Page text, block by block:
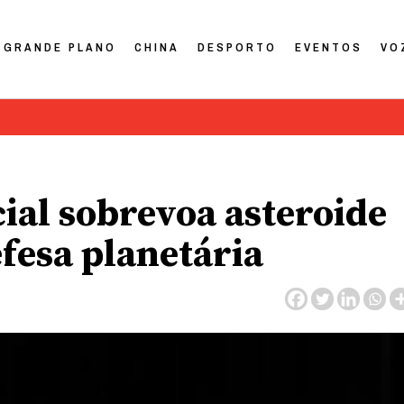
GRANDE PLANO CHINA DESPORTO EVENTOS
sobrevoa asteroide
planetária